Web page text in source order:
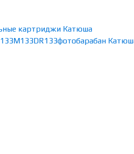
картриджи Катюша
M133DR133фотобарабан